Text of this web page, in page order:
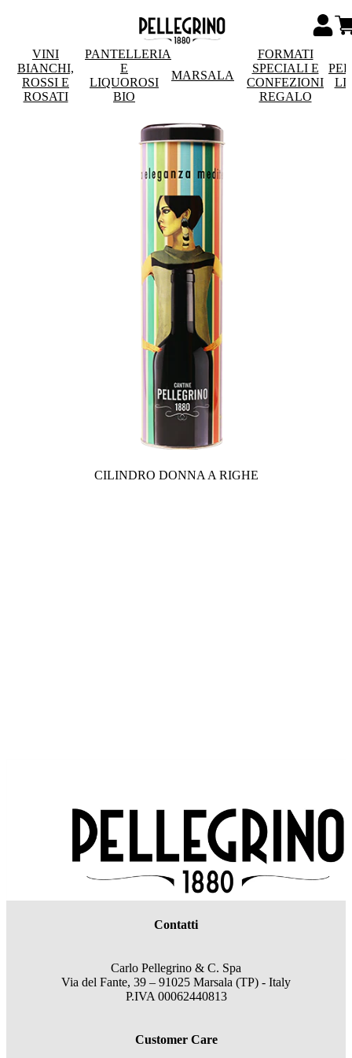
VINI
BIANCHI,
ROSSI E
ROSATI
PANTELLERIA
E
LIQUOROSI
BIO
MARSALA
FORMATI
SPECIALI E
CONFEZIONI
REGALO
CILINDRO DONNA A RIGHE
Contatti
Carlo Pellegrino & C. Spa
Via del Fante, 39 – 91025 Marsala (TP) - Italy
P.IVA 00062440813
Customer Care